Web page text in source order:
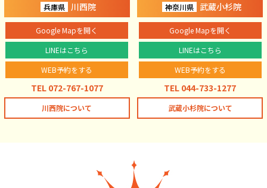
兵庫県 川西院
Google Mapを開く
LINEはこちら
WEB予約をする
TEL 072-767-1077
川西院について
神奈川県 武蔵小杉院
Google Mapを開く
LINEはこちら
WEB予約をする
TEL 044-733-1277
武蔵小杉院について